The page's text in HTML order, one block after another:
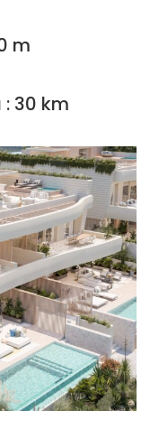
m
30 km